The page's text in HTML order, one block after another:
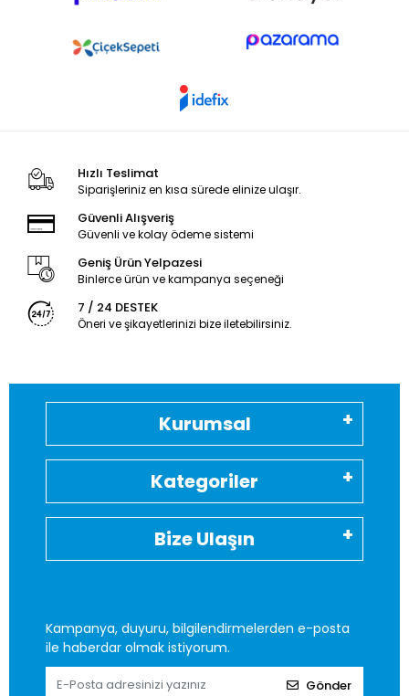
Hızlı Teslimat
Siparişleriniz en kısa sürede elinize ulaşır.
Güvenli Alışveriş
Güvenli ve kolay ödeme sistemi
Geniş Ürün Yelpazesi
Binlerce ürün ve kampanya seçeneği
7 / 24 DESTEK
Öneri ve şikayetlerinizi bize iletebilirsiniz.
Kurumsal
Kategoriler
Bize Ulaşın
Kampanya, duyuru, bilgilendirmelerden e-posta
ile haberdar olmak istiyorum.
Gönder